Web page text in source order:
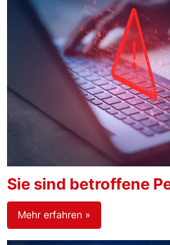
Sie sind betroffene
Mehr erfahren »